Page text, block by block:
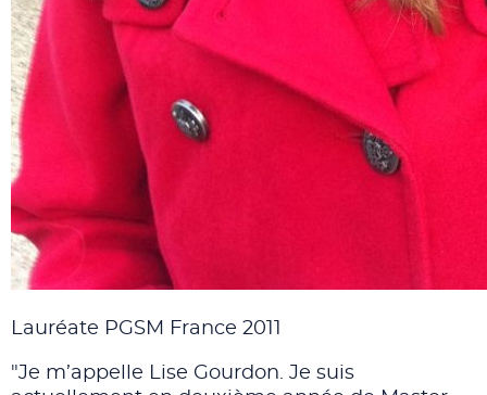
Lauréate PGSM France 2011
"Je m’appelle Lise Gourdon. Je suis